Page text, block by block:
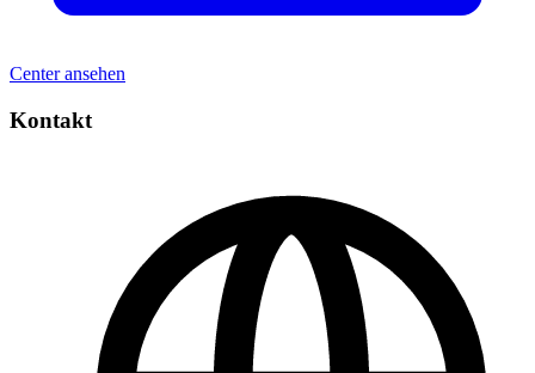
Center ansehen
Kontakt